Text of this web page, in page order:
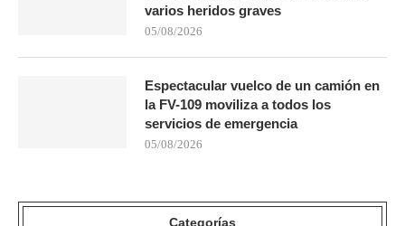
varios heridos graves
05/08/2026
Espectacular vuelco de un camión en
la FV-109 moviliza a todos los
servicios de emergencia
05/08/2026
Categorías